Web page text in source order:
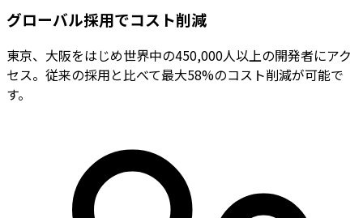
グローバル採用でコスト削減
東京、大阪をはじめ世界中の450,000人以上の開発者にアク
セス。従来の採用と比べて最大58%のコスト削減が可能で
す。